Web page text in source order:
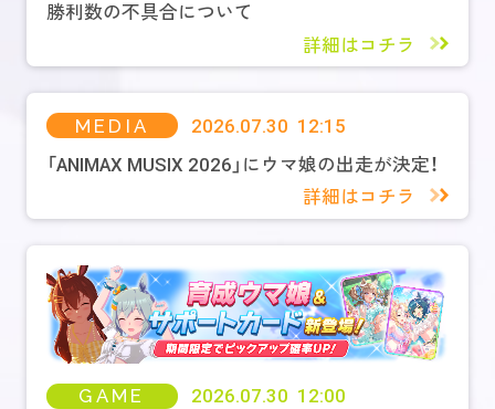
勝利数の不具合について
詳細はコチラ
MEDIA
2026.07.30 12:15
「ANIMAX MUSIX 2026」にウマ娘の出走が決定！
詳細はコチラ
GAME
2026.07.30 12:00